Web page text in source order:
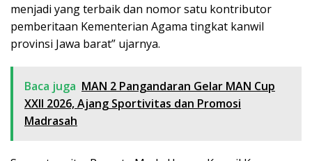
menjadi yang terbaik dan nomor satu kontributor
pemberitaan Kementerian Agama tingkat kanwil
provinsi Jawa barat” ujarnya.
Baca juga MAN 2 Pangandaran Gelar MAN Cup
XXII 2026, Ajang Sportivitas dan Promosi
Madrasah